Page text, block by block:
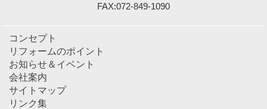
FAX:072-849-1090
コンセプト
リフォームのポイント
お知らせ＆イベント
会社案内
サイトマップ
リンク集